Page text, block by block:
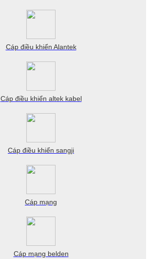
Cáp điều khiển Alantek
Cáp điều khiển altek kabel
Cáp điều khiển sangji
Cáp mạng
Cáp mạng belden